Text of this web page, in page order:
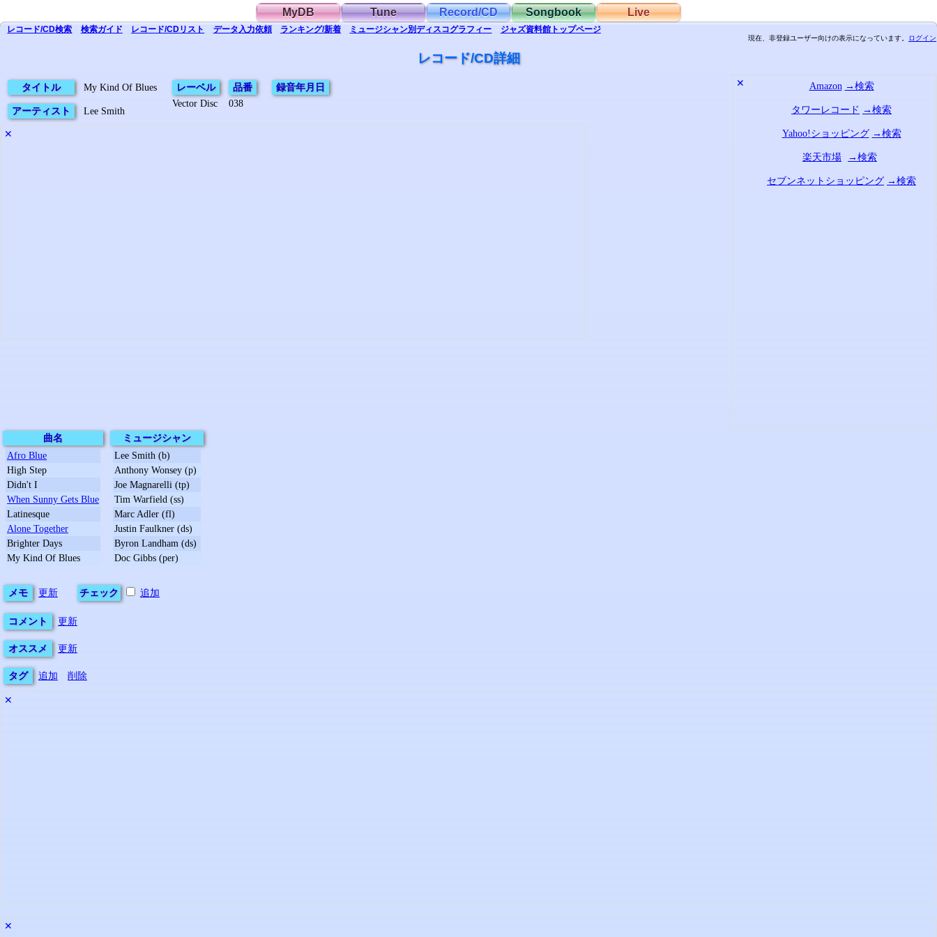
MyDB Tune Record/CD Songbook Live
レコード/CD検索 検索ガイド レコード/CDリスト データ入力依頼 ランキング/新着 ミュージシャン別ディスコグラフィー ジャズ資料館トップページ
現在、非登録ユーザー向けの表示になっています。 ログイン
レコード/CD詳細
タイトル My Kind Of Blues
アーティスト Lee Smith
レーベル
Vector Disc
品番
038
録音年月日
✕
✕ Amazon →検索
タワーレコード →検索
Yahoo!ショッピング →検索
楽天市場 →検索
セブンネットショッピング →検索
曲名
Afro Blue
High Step
Didn't I
When Sunny Gets Blue
Latinesque
Alone Together
Brighter Days
My Kind Of Blues
ミュージシャン
Lee Smith (b)
Anthony Wonsey (p)
Joe Magnarelli (tp)
Tim Warfield (ss)
Marc Adler (fl)
Justin Faulkner (ds)
Byron Landham (ds)
Doc Gibbs (per)
メモ 更新 チェック 追加
コメント 更新
オススメ 更新
タグ 追加 削除
✕
✕